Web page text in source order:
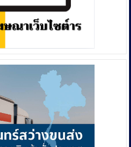
ประจำ
ทำเนียบ
รัฐบาล.
หลัง
รับ
ประกาศ
เป็น
ของ
คน
รุ่น
ใหม่”
สื่อสาร
เข้าใจ